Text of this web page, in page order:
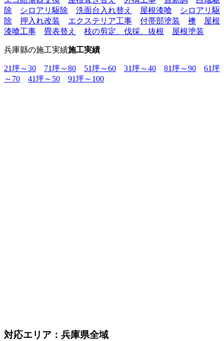
除
シロアリ駆除 洗面台入れ替え 屋根漆喰
シロアリ駆
除
押入れ改装 エクステリア工事 付帯部塗装 襖
屋根
漆喰工事
畳表替え 枝の剪定、伐採、抜根 屋根塗装
兵庫縣の施工実績施工実績
21坪～30 71坪～80 51坪～60 31坪～40 81坪～90
61坪
～70
41坪～50 91坪～100
対応エリア：兵庫県全域